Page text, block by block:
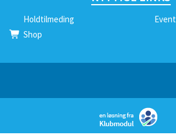
Holdtilmeding
Event
Shop